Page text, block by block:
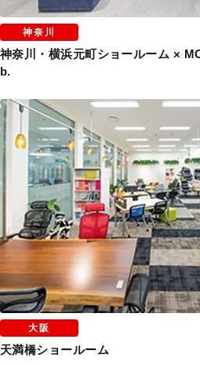
神奈川
神奈川・横浜元町ショールーム ×
b.
大阪
天満橋ショールーム